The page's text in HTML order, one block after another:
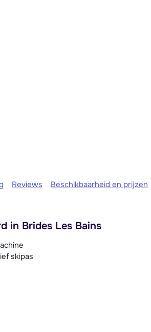
Reviews Beschikbaarheid en prijzen
in Brides Les Bains
skipas